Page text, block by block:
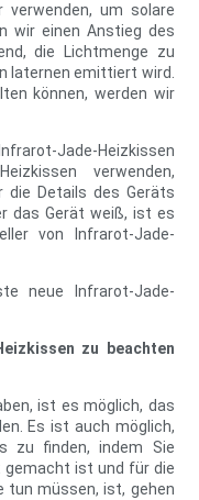
verwenden, um solare
wir einen Anstieg des
die Lichtmenge zu
laternen emittiert wird.
können, werden wir
Jade-Heizkissen
verwenden,
die Details des Geräts
das Gerät weiß, ist es
von Infrarot-Jade-
zu beachten
ist es möglich, das
Es ist auch möglich,
zu finden, indem Sie
gemacht ist und für die
tun müssen, ist, gehen